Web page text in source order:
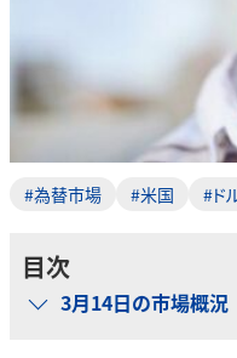
#為替市場 #米国 #ド
目次
3月14日の市場概況